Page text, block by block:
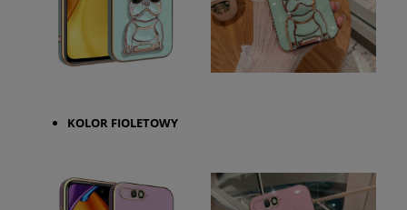
KOLOR FIOLETOWY